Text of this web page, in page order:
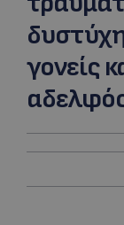
γονείς